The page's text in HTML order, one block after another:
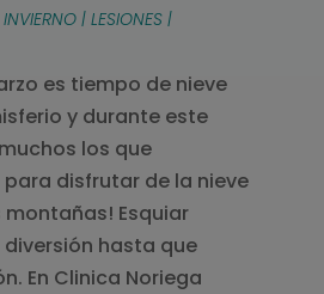
| LESIONES |
es tiempo de nieve
y durante este
los que
disfrutar de la nieve
montañas! Esquiar
hasta que
En Clinica Noriega